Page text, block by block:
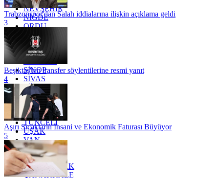
NEVŞEHİR
NİĞDE
ORDU
OSMANİYE
RİZE
SAKARYA
SİNOP
SİVAS
SİİRT
TEKİRDAĞ
TOKAT
TRABZON
TUNCELİ
UŞAK
VAN
YALOVA
YOZGAT
ZONGULDAK
ÇANAKKALE
Trabzonspor'dan Salah iddialarına ilişkin açıklama geldi
3
Beşiktaş'tan transfer söylentilerine resmi yanıt
4
Aşırı Sıcakların İnsani ve Ekonomik Faturası Büyüyor
5